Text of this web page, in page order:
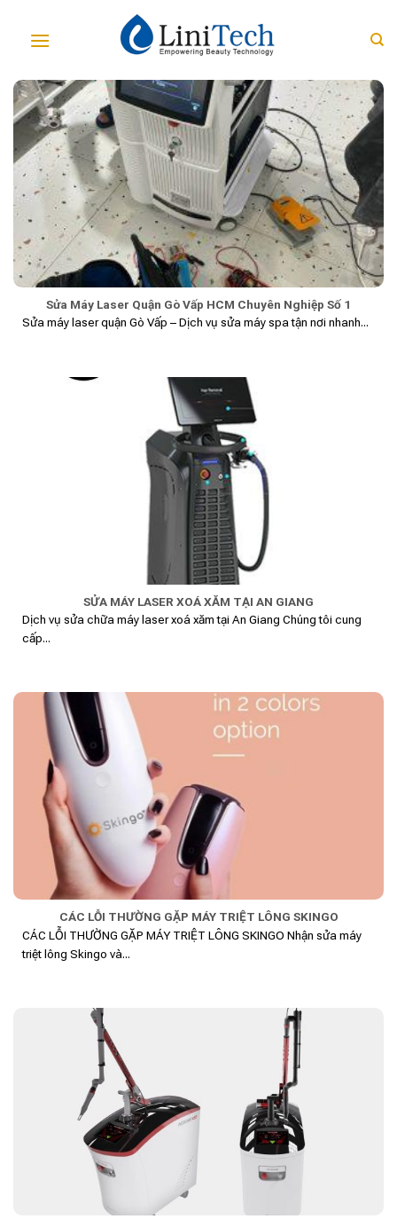
Sửa Máy Laser Quận Gò Vấp HCM Chuyên Nghiệp Số 1
Sửa máy laser quận Gò Vấp – Dịch vụ sửa máy spa tận nơi nhanh...
SỬA MÁY LASER XOÁ XĂM TẠI AN GIANG
Dịch vụ sửa chữa máy laser xoá xăm tại An Giang Chúng tôi cung
cấp...
CÁC LỖI THƯỜNG GẶP MÁY TRIỆT LÔNG SKINGO
CÁC LỖI THƯỜNG GẶP MÁY TRIỆT LÔNG SKINGO Nhận sửa máy
triệt lông Skingo và...